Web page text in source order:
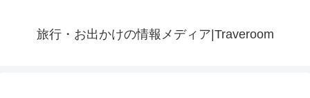
旅行・お出かけの情報メディア|Traveroom